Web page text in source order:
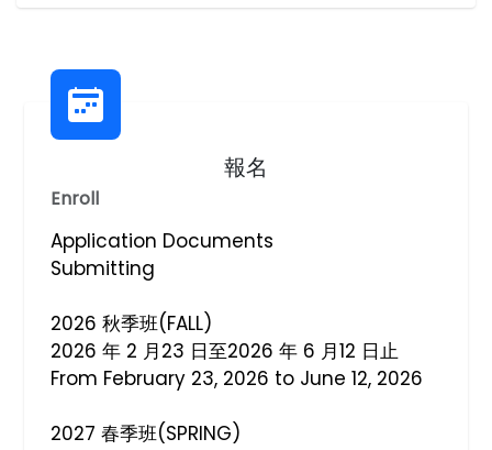
報名
Enroll
Application Documents
Submitting
2026 秋季班(FALL)
2026 年 2 月23 日至2026 年 6 月12 日止
From February 23, 2026 to June 12, 2026
2027 春季班(SPRING)